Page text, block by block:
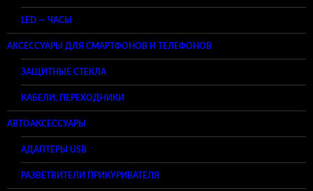
LED — ЧАСЫ
АКСЕССУАРЫ ДЛЯ СМАРТФОНОВ И ТЕЛЕФОНОВ
ЗАЩИТНЫЕ СТЕКЛА
КАБЕЛИ, ПЕРЕХОДНИКИ
АВТОАКСЕССУАРЫ
АДАПТЕРЫ USB
РАЗВЕТВИТЕЛИ ПРИКУРИВАТЕЛЯ